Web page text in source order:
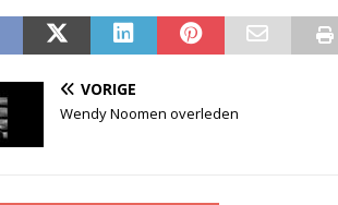
VORIGE
Wendy Noomen overleden